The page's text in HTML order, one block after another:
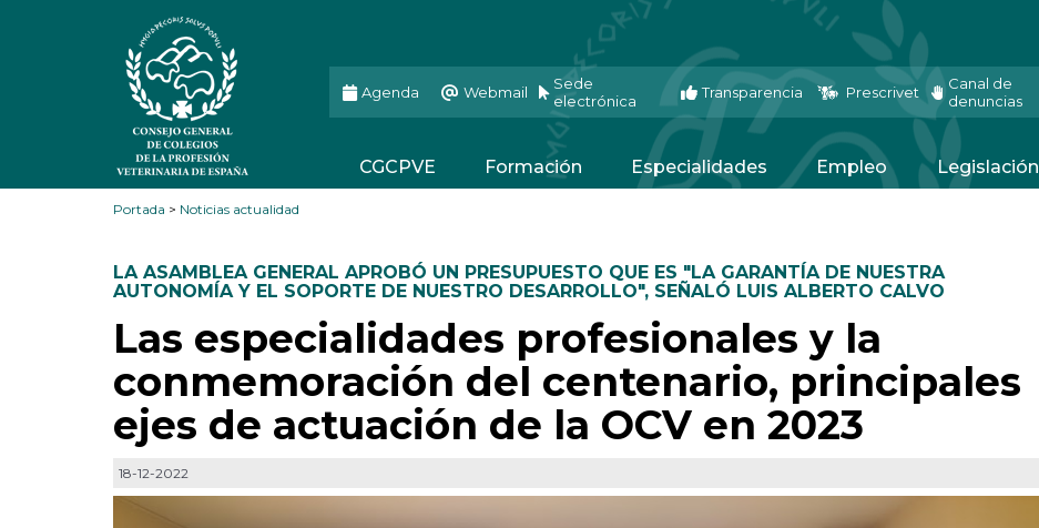
Agenda Webmail
Sede
electrónica
Transparencia Prescrivet
Canal de
denuncias
CGCPVE Formación Especialidades Empleo Legislación
Portada > Noticias actualidad
LA ASAMBLEA GENERAL APROBÓ UN PRESUPUESTO QUE ES "LA GARANTÍA DE NUESTRA
AUTONOMÍA Y EL SOPORTE DE NUESTRO DESARROLLO", SEÑALÓ LUIS ALBERTO CALVO
Las especialidades profesionales y la
conmemoración del centenario, principales
ejes de actuación de la OCV en 2023
18-12-2022